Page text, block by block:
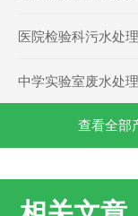
医院检验科污水处
中学实验室废水处
查看全部